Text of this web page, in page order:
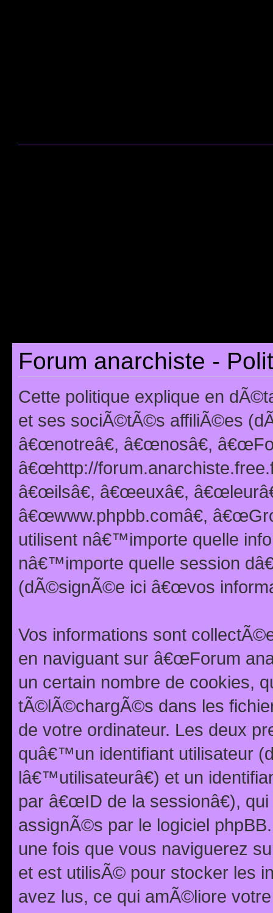
Forum anarchiste -
Cette politique explique en
et ses sociÃ©tÃ©s affiliÃ©es
â€œnotreâ€, â€œnosâ€,
â€œhttp://
â€œilsâ€, â€œeuxâ€,
â€œwww.phpbb.comâ€,
utilisent nâ€™importe quelle
nâ€™importe quelle session
(dÃ©signÃ©e ici â€œvos
Vos informations sont
en naviguant sur â€œForum
un certain nombre de cookies,
tÃ©lÃ©chargÃ©s dans les
de votre ordinateur. Les deux
quâ€™un identifiant utilisateur
lâ€™utilisateurâ€) et un
par â€œID de la sessionâ€),
assignÃ©s par le logiciel
une fois que vous naviguerez
et est utilisÃ© pour stocker les
avez lus, ce qui amÃ©liore